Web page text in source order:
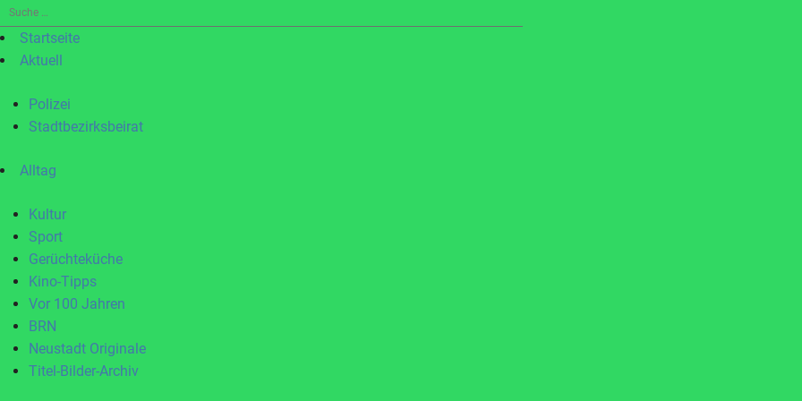
Suche
nach:Startseite
Aktuell
Polizei
Stadtbezirksbeirat
Alltag
Kultur
Sport
Gerüchteküche
Kino-Tipps
Vor 100 Jahren
BRN
Neustadt Originale
Titel-Bilder-Archiv